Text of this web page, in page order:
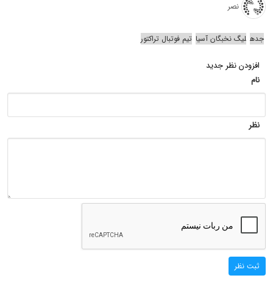
نصر
جده لیگ نخبگان آسیا تیم فوتبال تراکتور
افزودن نظر جدید
نام
نظر
ثبت نظر